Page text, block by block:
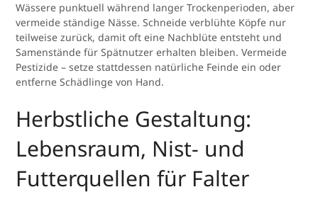
Wässere punktuell während langer Trockenperioden, aber
vermeide ständige Nässe. Schneide verblühte Köpfe nur
teilweise zurück, damit oft eine Nachblüte entsteht und
Samenstände für Spätnutzer erhalten bleiben. Vermeide
Pestizide – setze stattdessen natürliche Feinde ein oder
entferne Schädlinge von Hand.
Herbstliche Gestaltung:
Lebensraum, Nist- und
Futterquellen für Falter